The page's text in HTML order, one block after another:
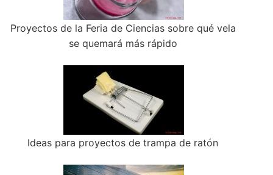
Proyectos de la Feria de Ciencias sobre qué vela
se quemará más rápido
Ideas para proyectos de trampa de ratón